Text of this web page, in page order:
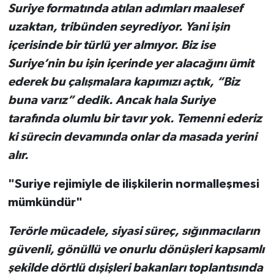
Suriye formatında atılan adımları maalesef
uzaktan, tribünden seyrediyor. Yani işin
içerisinde bir türlü yer almıyor. Biz ise
Suriye’nin bu işin içerinde yer alacağını ümit
ederek bu çalışmalara kapımızı açtık, “Biz
buna varız” dedik. Ancak hala Suriye
tarafında olumlu bir tavır yok. Temenni ederiz
ki sürecin devamında onlar da masada yerini
alır.
"Suriye rejimiyle de ilişkilerin normalleşmesi
mümkündür"
Terörle mücadele, siyasi süreç, sığınmacıların
güvenli, gönüllü ve onurlu dönüşleri kapsamlı
şekilde dörtlü dışişleri bakanları toplantısında